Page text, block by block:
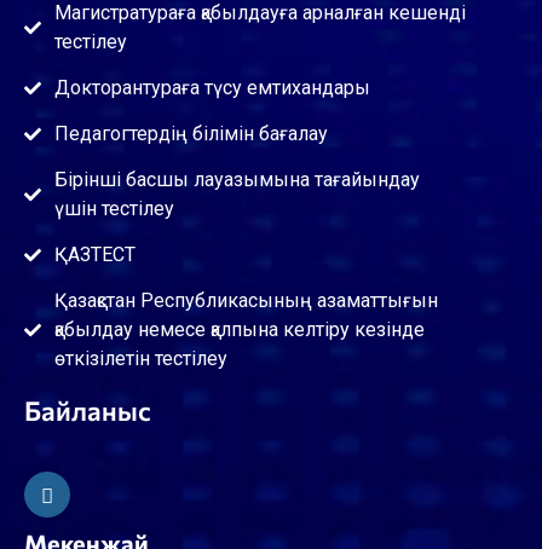
Магистратураға қабылдауға арналған кешенді
тестілеу
Докторантураға түсу емтихандары
Педагогтердің білімін бағалау
Бірінші басшы лауазымына тағайындау
үшін тестілеу
ҚАЗТЕСТ
Қазақстан Республикасының азаматтығын
қабылдау немесе қалпына келтіру кезінде
өткізілетін тестілеу
Байланыс